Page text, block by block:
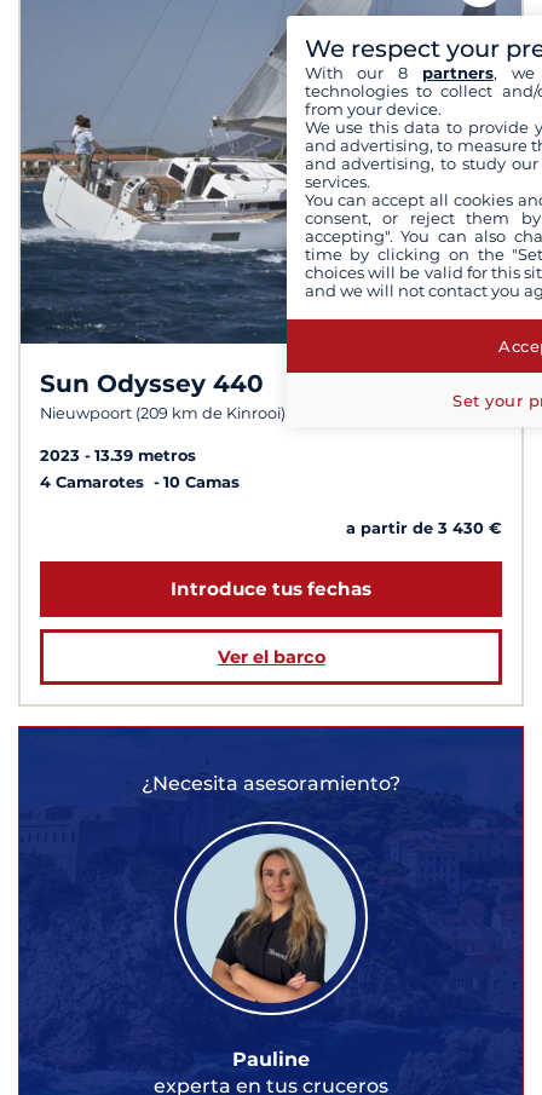
Sun Odyssey 440
Nieuwpoort (209 km de Kinrooi)
2023
13.39 metros
4 Camarotes
10 Camas
a partir de 3 430 €
Introduce tus fechas
Ver el barco
¿Necesita asesoramiento?
Pauline
experta en tus cruceros
We respect your
With our 8 partners, we
technologies to collect
from your device.
We use this data to provide
and advertising, to measure
and advertising, to study
services.
You can accept all cookies
consent, or reject them
accepting". You can also
time by clicking on the
choices will be valid for this
and we will not contact you
Set your